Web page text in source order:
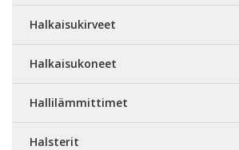
Halkaisukirveet
Halkaisukoneet
Hallilämmittimet
Halsterit